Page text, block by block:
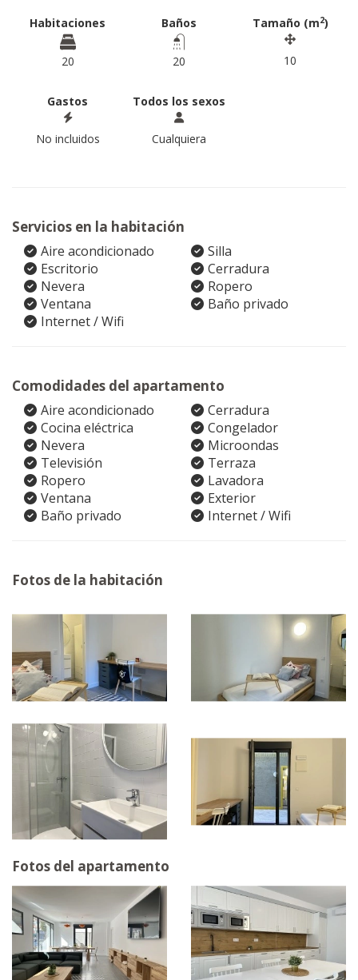
Habitaciones
20
Baños
20
Tamaño (m2)
10
Gastos
No incluidos
Todos los sexos
Cualquiera
Servicios en la habitación
Aire acondicionado
Silla
Escritorio
Cerradura
Nevera
Ropero
Ventana
Baño privado
Internet / Wifi
Comodidades del apartamento
Aire acondicionado
Cerradura
Cocina eléctrica
Congelador
Nevera
Microondas
Televisión
Terraza
Ropero
Lavadora
Ventana
Exterior
Baño privado
Internet / Wifi
Fotos de la habitación
Fotos del apartamento